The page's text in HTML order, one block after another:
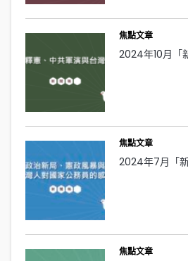
焦點文章
2024年10月「
焦點文章
2024年7月「新
焦點文章